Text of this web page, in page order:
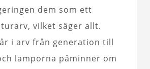
dem som ett
vilket säger allt.
i arv från generation till
lamporna påminner om